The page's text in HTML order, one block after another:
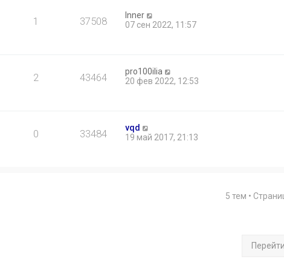
1 37508
Inner
07 сен 2022, 11:57
2 43464
pro100ilia
20 фев 2022, 12:53
0 33484
vqd
19 май 2017, 21:13
5 тем •
Перейти